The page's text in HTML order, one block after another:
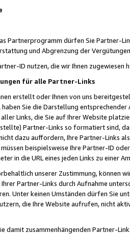
Partnerprogramm dürfen Sie Partner-
und Abgrenzung der
ID nutzen, die wir Ihnen zugewiesen
für alle Partner-Links
erstellt oder Ihnen von uns
Sie die Darstellung
Links, die Sie auf Ihrer Website
Partner-Links so formatiert sind,
dazu auffordern, Ihre Partner-Links
beispielsweise Ihre Partner-ID
in die URL eines jeden Links zu einer
unserer Zustimmung, können
Partner-Links durch Aufnahme
Unter keinen Umständen dürfen Sie
die Ihre Website aufrufen, nicht
damit zusammenhängenden Partner-